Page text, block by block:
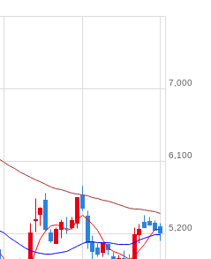
5,200
6,100
7,000